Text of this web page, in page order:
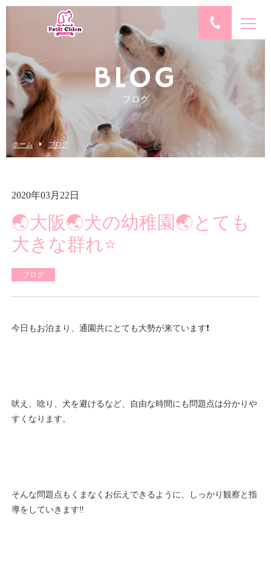
BLOG
ブログ
ホーム ブログ
2020年03月22日
🌏大阪🌏犬の幼稚園🌏とても
大きな群れ⭐
ブログ
今日もお泊まり、通園共にとても大勢が来ています❗
吠え、唸り、犬を避けるなど、自由な時間にも問題点は分かりや
すくなります。
そんな問題点もくまなくお伝えできるように、しっかり観察と指
導をしていきます‼️